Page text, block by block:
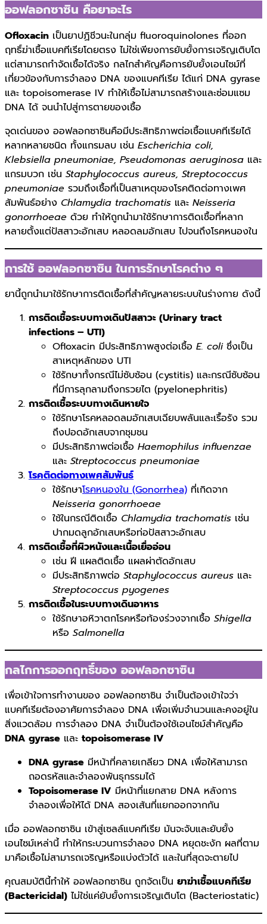
ออฟลอกซาซิน คือยาอะไร
Ofloxacin เป็นยาปฏิชีวนะในกลุ่ม fluoroquinolones ที่ออก
ฤทธิ์ฆ่าเชื้อแบคทีเรียโดยตรง ไม่ใช่เพียงการยับยั้งการเจริญเติบโต
แต่สามารถกำจัดเชื้อได้จริง กลไกสำคัญคือการยับยั้งเอนไซม์ที่
เกี่ยวข้องกับการจำลอง DNA ของแบคทีเรีย ได้แก่ DNA gyrase
และ topoisomerase IV ทำให้เชื้อไม่สามารถสร้างและซ่อมแซม
DNA ได้ จนนำไปสู่การตายของเชื้อ
จุดเด่นของ ออฟลอกซาซินคือมีประสิทธิภาพต่อเชื้อแบคทีเรียได้
หลากหลายชนิด ทั้งแกรมลบ เช่น Escherichia coli,
Klebsiella pneumoniae, Pseudomonas aeruginosa และ
แกรมบวก เช่น Staphylococcus aureus, Streptococcus
pneumoniae รวมถึงเชื้อที่เป็นสาเหตุของโรคติดต่อทางเพศ
สัมพันธ์อย่าง Chlamydia trachomatis และ Neisseria
gonorrhoeae ด้วย ทำให้ถูกนำมาใช้รักษาการติดเชื้อที่หลาก
หลายตั้งแต่ปัสสาวะอักเสบ หลอดลมอักเสบ ไปจนถึงโรคหนองใน
การใช้ ออฟลอกซาซิน ในการรักษาโรคต่าง ๆ
ยานี้ถูกนำมาใช้รักษาการติดเชื้อที่สำคัญหลายระบบในร่างกาย ดังนี้
การติดเชื้อระบบทางเดินปัสสาวะ (Urinary tract
infections – UTI)
Ofloxacin มีประสิทธิภาพสูงต่อเชื้อ E. coliซึ่งเป็น
สาเหตุหลักของ UTI
ใช้รักษาทั้งกรณีไม่ซับซ้อน (cystitis) และกรณีซับซ้อน
ที่มีการลุกลามถึงกรวยไต (pyelonephritis)
การติดเชื้อระบบทางเดินหายใจ
ใช้รักษาโรคหลอดลมอักเสบเฉียบพลันและเรื้อรัง รวม
ถึงปอดอักเสบจากชุมชน
มีประสิทธิภาพต่อเชื้อ Haemophilus influenzae
และ Streptococcus pneumoniae
โรคติดต่อทางเพศสัมพันธ์
ใช้รักษาโรคหนองใน (Gonorrhea) ที่เกิดจาก
Neisseria gonorrhoeae
ใช้ในกรณีติดเชื้อ Chlamydia trachomatis เช่น
ปากมดลูกอักเสบหรือท่อปัสสาวะอักเสบ
การติดเชื้อที่ผิวหนังและเนื้อเยื่ออ่อน
เช่น ฝี แผลติดเชื้อ แผลผ่าตัดอักเสบ
มีประสิทธิภาพต่อ Staphylococcus aureus และ
Streptococcus pyogenes
การติดเชื้อในระบบทางเดินอาหาร
ใช้รักษาอหิวาตกโรคหรือท้องร่วงจากเชื้อ Shigella
หรือ Salmonella
กลไกการออกฤทธิ์ของ ออฟลอกซาซิน
เพื่อเข้าใจการทำงานของ ออฟลอกซาซิน จำเป็นต้องเข้าใจว่า
แบคทีเรียต้องอาศัยการจำลอง DNA เพื่อเพิ่มจำนวนและคงอยู่ใน
สิ่งแวดล้อม การจำลอง DNA จำเป็นต้องใช้เอนไซม์สำคัญคือ
DNA gyrase และ topoisomerase IV
DNA gyrase มีหน้าที่คลายเกลียว DNA เพื่อให้สามารถ
ถอดรหัสและจำลองพันธุกรรมได้
Topoisomerase IV มีหน้าที่แยกสาย DNA หลังการ
จำลองเพื่อให้ได้ DNA สองเส้นที่แยกออกจากกัน
เมื่อ ออฟลอกซาซิน เข้าสู่เซลล์แบคทีเรีย มันจะจับและยับยั้ง
เอนไซม์เหล่านี้ ทำให้กระบวนการจำลอง DNA หยุดชะงัก ผลที่ตาม
มาคือเชื้อไม่สามารถเจริญหรือแบ่งตัวได้ และในที่สุดจะตายไป
คุณสมบัตินี้ทำให้ ออฟลอกซาซิน ถูกจัดเป็น ยาฆ่าเชื้อแบคทีเรีย
(Bactericidal) ไม่ใช่แค่ยับยั้งการเจริญเติบโต (Bacteriostatic)